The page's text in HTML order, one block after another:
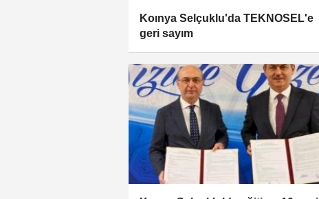
Koınya Selçuklu'da TEKNOSEL'e
geri sayım